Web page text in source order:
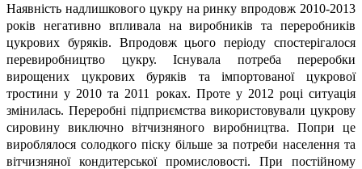
Наявність надлишкового цукру на ринку впродовж 2010-2013
років негативно впливала на виробників та переробників
цукрових буряків. Впродовж цього періоду спостерігалося
перевиробництво цукру. Існувала потреба переробки
вирощених цукрових буряків та імпортованої цукрової
тростини у 2010 та 2011 роках. Проте у 2012 році ситуація
змінилась. Переробні підприємства використовували цукрову
сировину виключно вітчизняного виробництва. Попри це
вироблялося солодкого піску більше за потреби населення та
вітчизняної кондитерської промисловості. При постійному